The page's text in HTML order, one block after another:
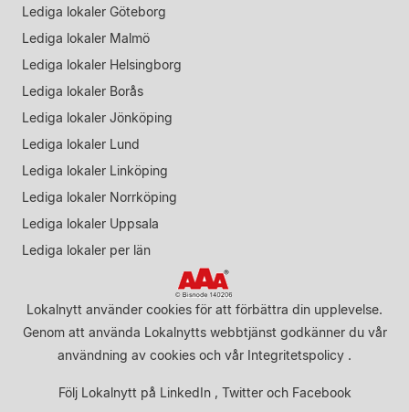
Lediga lokaler Göteborg
Lediga lokaler Malmö
Lediga lokaler Helsingborg
Lediga lokaler Borås
Lediga lokaler Jönköping
Lediga lokaler Lund
Lediga lokaler Linköping
Lediga lokaler Norrköping
Lediga lokaler Uppsala
Lediga lokaler per län
Lokalnytt använder cookies för att förbättra din upplevelse.
Genom att använda Lokalnytts webbtjänst godkänner du vår
användning av cookies och vår Integritetspolicy .
Följ Lokalnytt på LinkedIn, Twitteroch Facebook